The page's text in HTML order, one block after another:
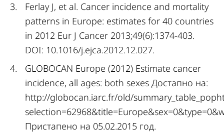
Ferlay J, et al. Cancer incidence and mortality
patterns in Europe: estimates for 40 countries
in 2012 Eur J Cancer 2013;49(6):1374-403.
DOI: 10.1016/j.ejca.2012.12.027.
GLOBOCAN Europe (2012) Estimate cancer
incidence, all ages: both sexes Достапно на:
http://globocan.iarc.fr/old/
Пристапено на 05.02.2015 год.